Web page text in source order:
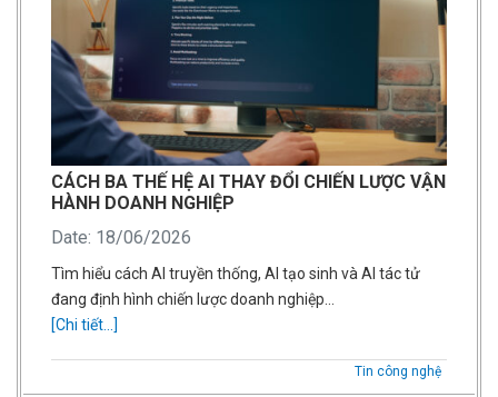
CÁCH BA THẾ HỆ AI THAY ĐỔI CHIẾN LƯỢC VẬN
HÀNH DOANH NGHIỆP
Date: 18/06/2026
Tìm hiểu cách AI truyền thống, AI tạo sinh và AI tác tử
đang định hình chiến lược doanh nghiệp…
[Chi tiết...]
Tin công nghệ